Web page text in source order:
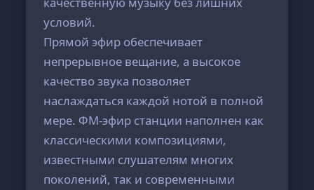
условий.
Прямой эфир обеспечивает
непрерывное вещание, а высокое
качество звука позволяет
наслаждаться каждой нотой в полной
мере. ФМ-эфир станции наполнен как
классическими композициями,
известными слушателям многих
поколений, так и современными